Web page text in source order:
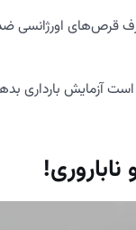
اورژانسی ضد
است آزمایش بارداری